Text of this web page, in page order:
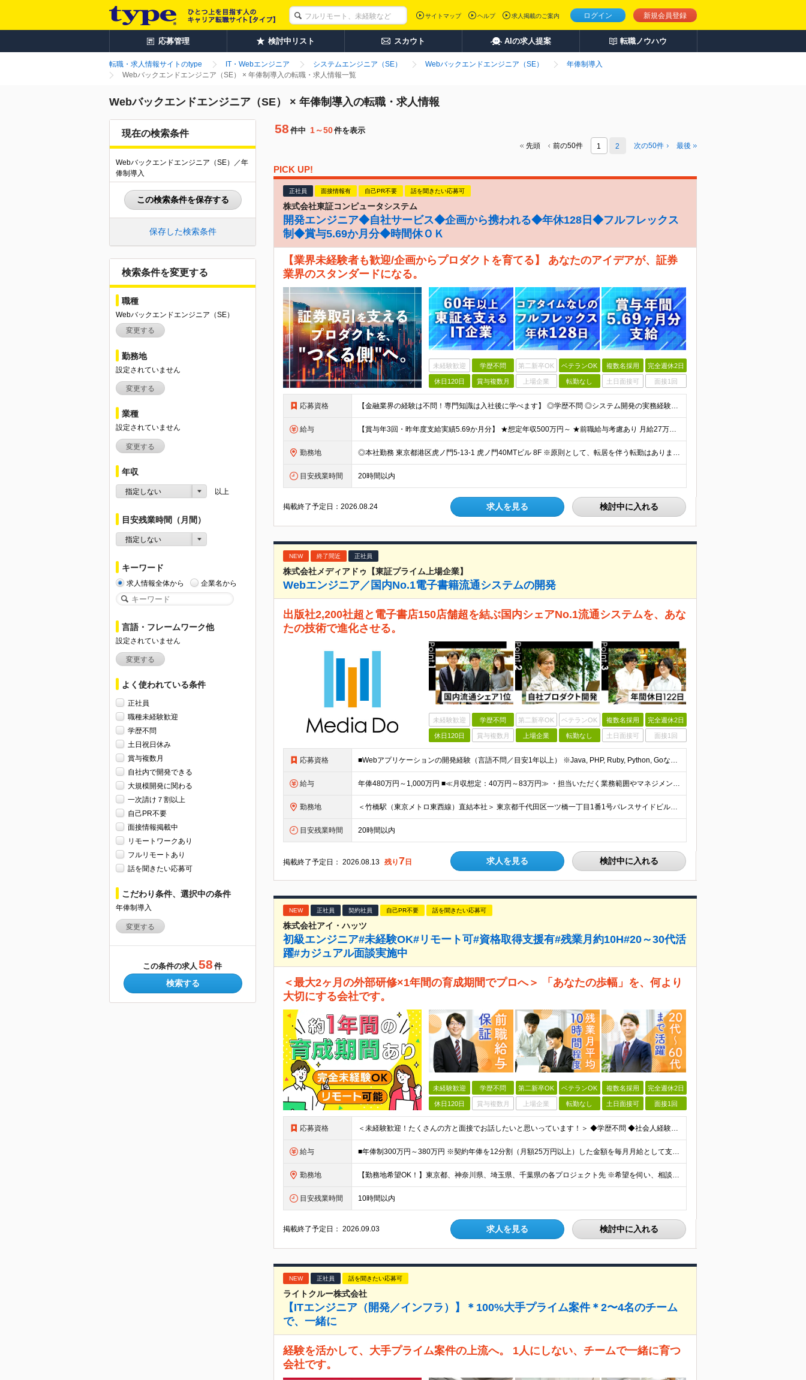
ログイン 新規会員登録
サイトマップ ヘルプ 求人掲載のご案内
応募管理 検討中リスト スカウト AIの求人提案 転職ノウハウ
転職・求人情報サイトのtype IT・Webエンジニア システムエンジニア（SE） Webバックエンドエンジニア（SE）
年俸制導入
Webバックエンドエンジニア（SE） × 年俸制導入の転職・求人情報一覧
Webバックエンドエンジニア（SE） × 年俸制導入の転職・求人情報
現在の検索条件
Webバックエンドエンジニア（SE）／年
俸制導入
この検索条件を保存する
保存した検索条件
検索条件を変更する
職種
Webバックエンドエンジニア（SE）
変更する
勤務地
設定されていません
変更する
業種
設定されていません
変更する
年収
指定しない 以上
目安残業時間（月間）
指定しない
キーワード
求人情報全体から 企業名から
言語・フレームワーク他
設定されていません
変更する
よく使われている条件
正社員
職種未経験歓迎
学歴不問
土日祝日休み
賞与複数月
自社内で開発できる
大規模開発に関わる
一次請け７割以上
自己PR不要
面接情報掲載中
リモートワークあり
フルリモートあり
話を聞きたい応募可
こだわり条件、選択中の条件
年俸制導入
変更する
この条件の求人 58 件
検索する
58 件中 1～50件を表示
先頭 前の50件 1 2 次の50件 最後
PICK UP!
正社員 面接情報有 自己PR不要 話を聞きたい応募可
株式会社東証コンピュータシステム
開発エンジニア◆自社サービス◆企画から携われる◆年休128日◆フルフレックス
制◆賞与5.69か月分◆時間休ＯＫ
【業界未経験者も歓迎/企画からプロダクトを育てる】 あなたのアイデアが、証券
業界のスタンダードになる。
未経験歓迎 学歴不問 第二新卒OK ベテランOK 複数名採用 完全週休2日
休日120日 賞与複数月 上場企業 転勤なし 土日面接可 面接1回
応募資格 【金融業界の経験は不問！専門知識は入社後に学べます】 ◎学歴不問 ◎システム開発の実務経験をお持ちの方 └3年以上・Java、C#いずれかの使用経験をお持ちの方を想定しております 【以下のような方は
給与 【賞与年3回・昨年度支給実績5.69か月分】 ★想定年収500万円～ ★前職給与考慮あり 月給27万円～59万円 +残業代全額支給(1分単位、監督職以下) +人事評価による賞与年2回（4月/10月）
勤務地 ◎本社勤務 東京都港区虎ノ門5-13-1 虎ノ門40MTビル 8F ※原則として、転居を伴う転勤はありません ※(変更の範囲)上記を除く当社関連勤務地
目安残業時間 20時間以内
掲載終了予定日：2026.08.24 求人を見る 検討中に入れる
NEW 終了間近 正社員
株式会社メディアドゥ【東証プライム上場企業】
Webエンジニア／国内No.1電子書籍流通システムの開発
出版社2,200社超と電子書店150店舗超を結ぶ国内シェアNo.1流通システムを、あな
たの技術で進化させる。
未経験歓迎 学歴不問 第二新卒OK ベテランOK 複数名採用 完全週休2日
休日120日 賞与複数月 上場企業 転勤なし 土日面接可 面接1回
応募資格 ■Webアプリケーションの開発経験（言語不問／目安1年以上） ※Java, PHP, Ruby, Python, Goなど、いずれかの言語でWEB開発経験があればOKです。 ■学歴不問 □複数名採用
給与 年俸480万円～1,000万円 ■≪月収想定：40万円～83万円≫ ・担当いただく業務範囲やマネジメントの有無など、役割に応じて決定します ・年俸額を12分割し、毎月支給します ・試用期間3カ月あり
勤務地 ＜竹橋駅（東京メトロ東西線）直結本社＞ 東京都千代田区一ツ橋一丁目1番1号パレスサイドビル5F・8F （変更の範囲）上記を除く当社関連勤務地
目安残業時間 20時間以内
掲載終了予定日：2026.08.13 残り7 日 求人を見る 検討中に入れる
NEW 正社員 契約社員 自己PR不要 話を聞きたい応募可
株式会社アイ・ハッツ
初級エンジニア#未経験OK#リモート可#資格取得支援有#残業月約10H#20～30代活
躍#カジュアル面談実施中
＜最大2ヶ月の外部研修×1年間の育成期間でプロへ＞ 「あなたの歩幅」を、何より
大切にする会社です。
未経験歓迎 学歴不問 第二新卒OK ベテランOK 複数名採用 完全週休2日
休日120日 賞与複数月 上場企業 転勤なし 土日面接可 面接1回
応募資格 ＜未経験歓迎！たくさんの方と面接でお話したいと思いっています！＞ ◆学歴不問 ◆社会人経験をお持ちの方 ◆基本的なPC操作（Word、Excel、PowerPoint等）ができる方
給与 ■年俸制300万円～380万円 ※契約年俸を12分割（月額25万円以上）した金額を毎月月給として支給 ※経験・スキル・前職年収等を考慮の上で決定 ※固定残業代（月31,600円～/20時間相当分）含む
勤務地 【勤務地希望OK！】東京都、神奈川県、埼玉県、千葉県の各プロジェクト先 ※希望を伺い、相談の上で決定します ≪本社≫ 東京都世田谷区用賀4-5-22 第三小林ビル603 (変更の範囲)上記を除く
目安残業時間 10時間以内
掲載終了予定日：2026.09.03 求人を見る 検討中に入れる
NEW 正社員 話を聞きたい応募可
ライトクルー株式会社
【ITエンジニア（開発／インフラ）】＊100%大手プライム案件＊2〜4名のチーム
で、一緒に
経験を活かして、大手プライム案件の上流へ。 1人にしない、チームで一緒に育つ
会社です。